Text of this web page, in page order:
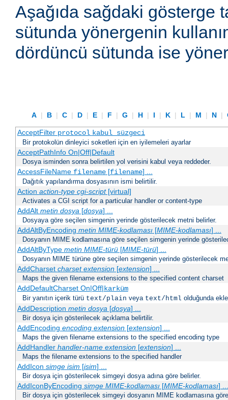
Aşağıda sağdaki gösterge
sütunda yönergenin
dördüncü sütunda ise
A | B | C | D | E | F | G | H | I | K | L | M | N |
AcceptFilter protocol kabul_süzgeci
Bir protokolün dinleyici soketleri için en iyilemeleri ayarlar
AcceptPathInfo On|Off|Default
Dosya isminden sonra belirtilen yol verisini kabul veya reddeder.
AccessFileName filename[filename] ...
Dağıtık yapılandırma dosyasının ismi belirtilir.
Action action-type cgi-script[virtual]
Activates a CGI script for a particular handler or content-type
AddAlt metin dosya[dosya] ...
Dosyaya göre seçilen simgenin yerinde gösterilecek metni belirler.
AddAltByEncoding metin MIME-kodlaması[MIME-kodlaması] ...
Dosyanın MIME kodlamasına göre seçilen simgenin yerinde
AddAltByType metin MIME-türü[MIME-türü] ...
Dosyanın MIME türüne göre seçilen simgenin yerinde gösterilecek
AddCharset charset extension[extension] ...
Maps the given filename extensions to the specified content charset
AddDefaultCharset On|Off|karküm
Bir yanıtın içerik türü text/plain veya text/html olduğunda
AddDescription metin dosya[dosya] ...
Bir dosya için gösterilecek açıklama belirtilir.
AddEncoding encoding extension[extension] ...
Maps the given filename extensions to the specified encoding type
AddHandler handler-name extension[extension] ...
Maps the filename extensions to the specified handler
AddIcon simge isim [isim] ...
Bir dosya için gösterilecek simgeyi dosya adına göre belirler.
AddIconByEncoding simge MIME-kodlaması[MIME-kodlaması] ...
Bir dosya için gösterilecek simgeyi dosyanın MIME kodlamasına